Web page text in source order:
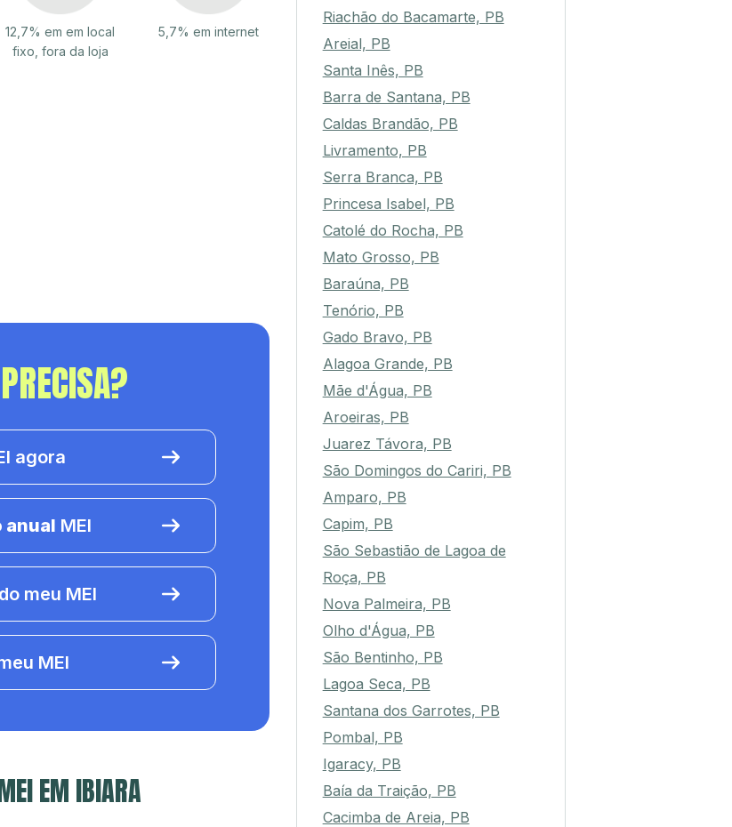
12,7% em em local
fixo, fora da loja
5,7% em internet
agora
anual MEI
meu MEI
MEI
EM IBIARA
Riachão do Bacamarte, PB
Areial, PB
Santa Inês, PB
Barra de Santana, PB
Caldas Brandão, PB
Livramento, PB
Serra Branca, PB
Princesa Isabel, PB
Catolé do Rocha, PB
Mato Grosso, PB
Baraúna, PB
Tenório, PB
Gado Bravo, PB
Alagoa Grande, PB
Mãe d'Água, PB
Aroeiras, PB
Juarez Távora, PB
São Domingos do Cariri, PB
Amparo, PB
Capim, PB
São Sebastião de Lagoa de
Roça, PB
Nova Palmeira, PB
Olho d'Água, PB
São Bentinho, PB
Lagoa Seca, PB
Santana dos Garrotes, PB
Pombal, PB
Igaracy, PB
Baía da Traição, PB
Cacimba de Areia, PB